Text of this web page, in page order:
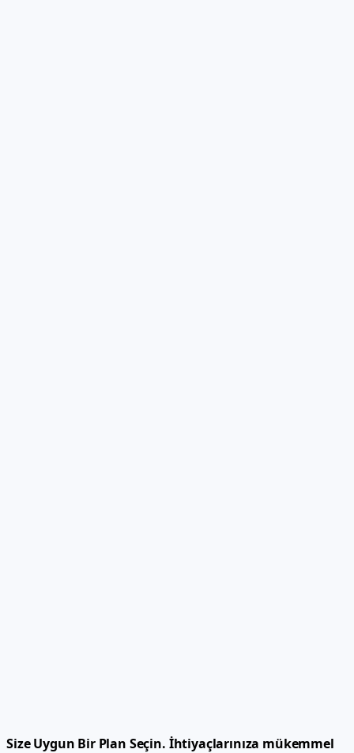
Size Uygun Bir Plan Seçin. İhtiyaçlarınıza mükemmel